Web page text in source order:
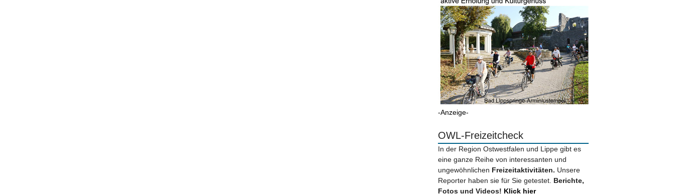
-Anzeige-
OWL-Freizeitcheck
In der Region Ostwestfalen und Lippe gibt es
eine ganze Reihe von interessanten und
ungewöhnlichen Freizeitaktivitäten. Unsere
Reporter haben sie für Sie getestet. Berichte,
Fotos und Videos! Klick hier